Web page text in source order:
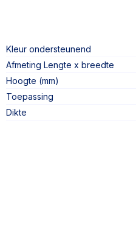
Kleur ondersteunend
Afmeting Lengte x breedte
Hoogte (mm)
Toepassing
Dikte